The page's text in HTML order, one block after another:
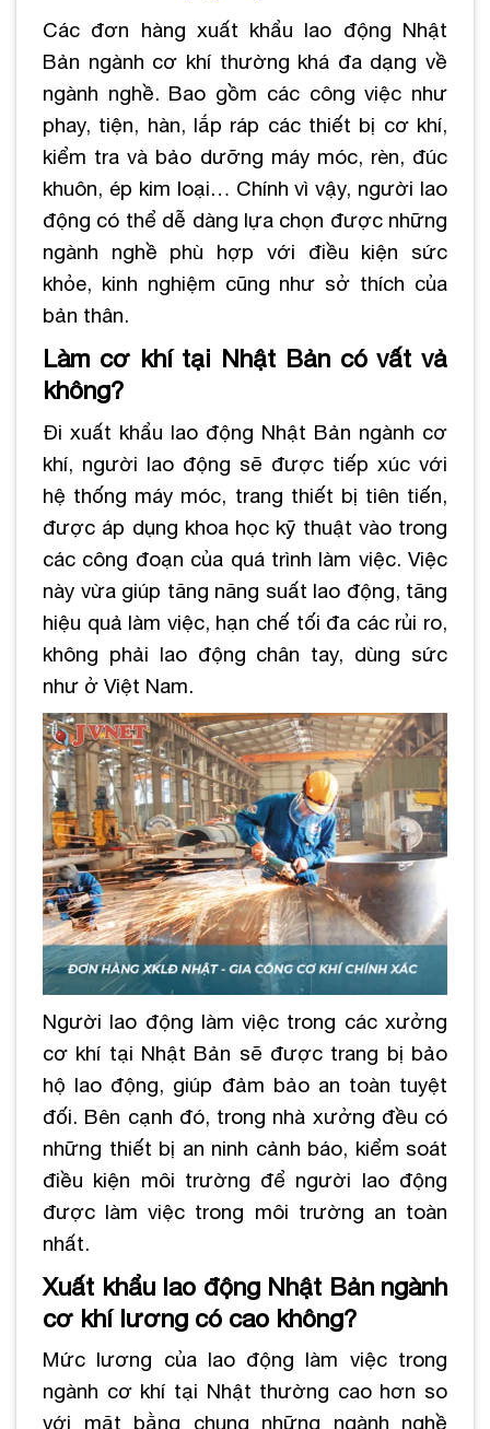
Các đơn hàng xuất khẩu lao động Nhật
Bản ngành cơ khí thường khá đa dạng về
ngành nghề. Bao gồm các công việc như
phay, tiện, hàn, lắp ráp các thiết bị cơ khí,
kiểm tra và bảo dưỡng máy móc, rèn, đúc
khuôn, ép kim loại… Chính vì vậy, người lao
động có thể dễ dàng lựa chọn được những
ngành nghề phù hợp với điều kiện sức
khỏe, kinh nghiệm cũng như sở thích của
bản thân.
Làm cơ khí tại Nhật Bản có vất vả
không?
Đi xuất khẩu lao động Nhật Bản ngành cơ
khí, người lao động sẽ được tiếp xúc với
hệ thống máy móc, trang thiết bị tiên tiến,
được áp dụng khoa học kỹ thuật vào trong
các công đoạn của quá trình làm việc. Việc
này vừa giúp tăng năng suất lao động, tăng
hiệu quả làm việc, hạn chế tối đa các rủi ro,
không phải lao động chân tay, dùng sức
như ở Việt Nam.
Người lao động làm việc trong các xưởng
cơ khí tại Nhật Bản sẽ được trang bị bảo
hộ lao động, giúp đảm bảo an toàn tuyệt
đối. Bên cạnh đó, trong nhà xưởng đều có
những thiết bị an ninh cảnh báo, kiểm soát
điều kiện môi trường để người lao động
được làm việc trong môi trường an toàn
nhất.
Xuất khẩu lao động Nhật Bản ngành
cơ khí lương có cao không?
Mức lương của lao động làm việc trong
ngành cơ khí tại Nhật thường cao hơn so
với mặt bằng chung những ngành nghề